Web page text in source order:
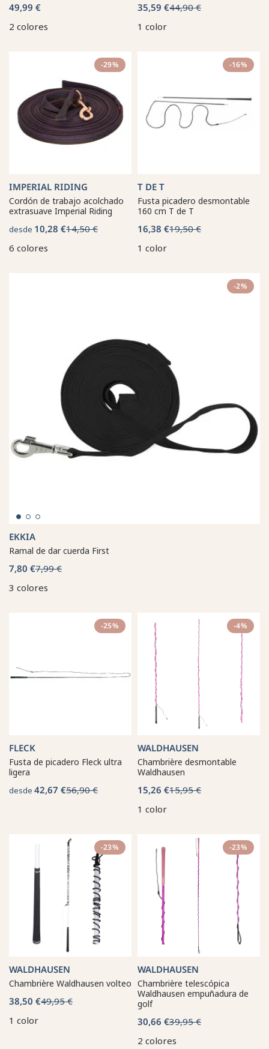
49,99 €
2 colores
35,59 €44,90 €
1 color
-29%
IMPERIAL RIDING
Cordón de trabajo acolchado
extrasuave Imperial Riding
desde 10,28 €14,50 €
6 colores
-16%
T DE T
Fusta picadero desmontable
160 cm T de T
16,38 €19,50 €
1 color
-2%
EKKIA
Ramal de dar cuerda First
7,80 €7,99 €
3 colores
-25%
FLECK
Fusta de picadero Fleck ultra
ligera
desde 42,67 €56,90 €
-4%
WALDHAUSEN
Chambrière desmontable
Waldhausen
15,26 €15,95 €
1 color
-23%
WALDHAUSEN
Chambrière Waldhausen volteo
38,50 €49,95 €
1 color
-23%
WALDHAUSEN
Chambrière telescópica
Waldhausen empuñadura de
golf
30,66 €39,95 €
2 colores